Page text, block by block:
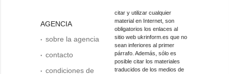
AGENCIA
sobre la agencia
contacto
condiciones de
citar y utilizar cualquier
material en Internet, son
obligatorios los enlaces al
sitio web ukrinform.es que no
sean inferiores al primer
párrafo. Además, sólo es
posible citar los materiales
traducidos de los medios de